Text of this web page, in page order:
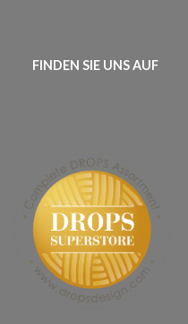
FINDEN SIE UNS AUF